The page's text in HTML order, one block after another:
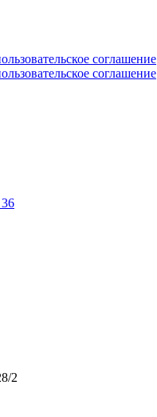
соглашение
соглашение
2